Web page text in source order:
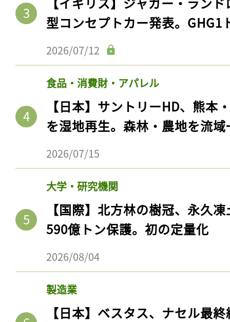
型コンセプトカー発表。GHG1
2026/07/12
食品・消費財・アパレル
【日本】サントリーHD、熊本
を湿地再生。森林・農地を流
2026/07/15
大学・研究機関
【国際】北方林の樹冠、永久
590億トン保護。初の定量化
2026/08/04
製造業
【日本】ベスタス、ナセル最